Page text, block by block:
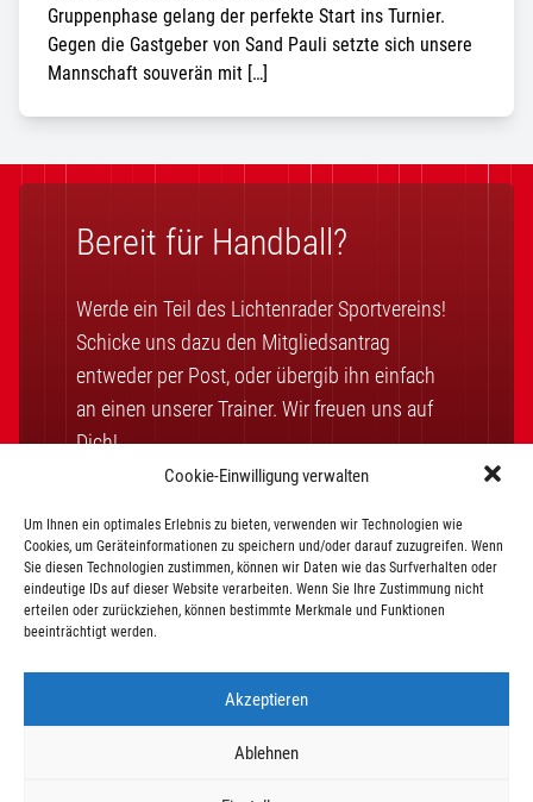
Cookie-Einwilligung verwalten
Um Ihnen ein optimales Erlebnis zu bieten, verwenden wir Technologien wie
Cookies, um Geräteinformationen zu speichern und/oder darauf zuzugreifen. Wenn
Sie diesen Technologien zustimmen, können wir Daten wie das Surfverhalten oder
eindeutige IDs auf dieser Website verarbeiten. Wenn Sie Ihre Zustimmung nicht
erteilen oder zurückziehen, können bestimmte Merkmale und Funktionen
beeinträchtigt werden.
Akzeptieren
Ablehnen
Gruppenphase gelang der perfekte Start ins Turnier.
Gegen die Gastgeber von Sand Pauli setzte sich unsere
Mannschaft souverän mit […]
Bereit für Handball?
Werde ein Teil des Lichtenrader Sportvereins!
Schicke uns dazu den Mitgliedsantrag
entweder per Post, oder übergib ihn einfach
an einen unserer Trainer. Wir freuen uns auf
Dich!
Mitglied werden
Vereinssatzung Beitragsordnung
©2026 Lichtenrader SV